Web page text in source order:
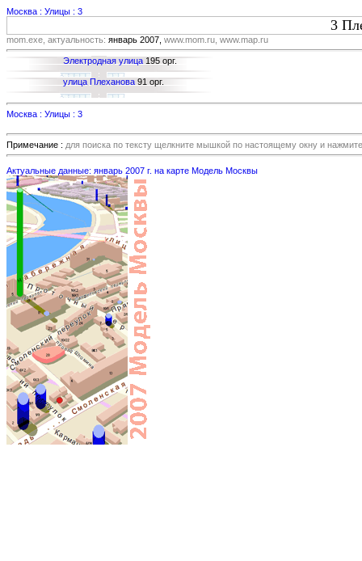
Москва : Улицы : 3
3
mom.exe, актуальность: январь 2007, www.mom.ru, www.map.ru
Электродная улица 195 орг.
улица Плеханова 91 орг.
Москва : Улицы : 3
Примечание : для поиска по тексту щелкните мышкой по настоящему окну и
Актуальные данные: январь 2007 г. на карте Модель Москвы